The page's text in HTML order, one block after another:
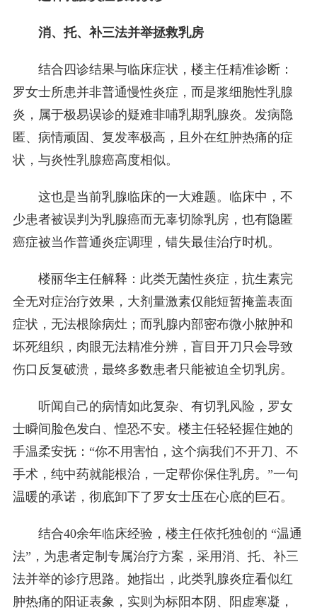
消、托、补三法并举拯救乳房
结合四诊结果与临床症状，楼主任精准诊断：
罗女士所患并非普通慢性炎症，而是浆细胞性乳腺
炎，属于极易误诊的疑难非哺乳期乳腺炎。发病隐
匿、病情顽固、复发率极高，且外在红肿热痛的症
状，与炎性乳腺癌高度相似。
这也是当前乳腺临床的一大难题。临床中，不
少患者被误判为乳腺癌而无辜切除乳房，也有隐匿
癌症被当作普通炎症调理，错失最佳治疗时机。
楼丽华主任解释：此类无菌性炎症，抗生素完
全无对症治疗效果，大剂量激素仅能短暂掩盖表面
症状，无法根除病灶；而乳腺内部密布微小脓肿和
坏死组织，肉眼无法精准分辨，盲目开刀只会导致
伤口反复破溃，最终多数患者只能被迫全切乳房。
听闻自己的病情如此复杂、有切乳风险，罗女
士瞬间脸色发白、惶恐不安。楼主任轻轻握住她的
手温柔安抚：“你不用害怕，这个病我们不开刀、不
手术，纯中药就能根治，一定帮你保住乳房。”一句
温暖的承诺，彻底卸下了罗女士压在心底的巨石。
结合40余年临床经验，楼主任依托独创的 “温通
法”，为患者定制专属治疗方案，采用消、托、补三
法并举的诊疗思路。她指出，此类乳腺炎症看似红
肿热痛的阳证表象，实则为标阳本阴、阳虚寒凝，